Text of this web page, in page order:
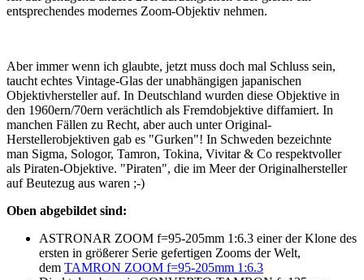
entsprechendes modernes Zoom-Objektiv nehmen.
Aber immer wenn ich glaubte, jetzt muss doch mal Schluss sein,
taucht echtes Vintage-Glas der unabhängigen japanischen
Objektivhersteller auf. In Deutschland wurden diese Objektive in
den 1960ern/70ern verächtlich als Fremdobjektive diffamiert. In
manchen Fällen zu Recht, aber auch unter Original-
Herstellerobjektiven gab es "Gurken"! In Schweden bezeichnte
man Sigma, Sologor, Tamron, Tokina, Vivitar & Co respektvoller
als Piraten-Objektive. "Piraten", die im Meer der Originalhersteller
auf Beutezug aus waren ;-)
Oben abgebildet sind:
ASTRONAR ZOOM f=95-205mm 1:6.3 einer der Klone des
ersten in größerer Serie gefertigen Zooms der Welt,
dem TAMRON ZOOM f=95-205mm 1:6.3